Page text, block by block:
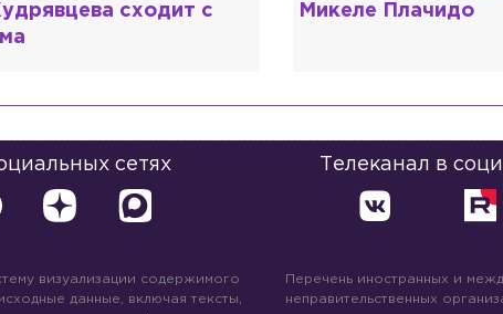
Плачидо
образовании?
сетях Телеканал в
визуализации содержимого
данные, включая тексты,
Перечень иностранных и
неправительственных